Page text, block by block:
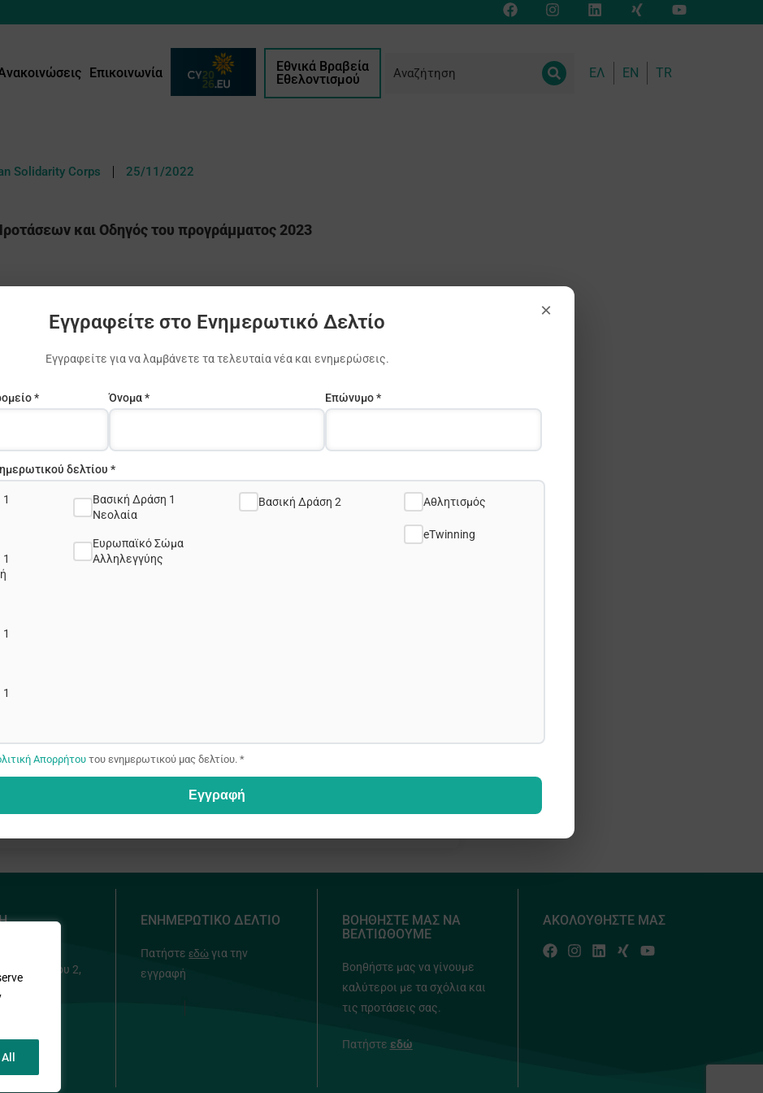
Επικοινωνία
Εθνικά Βραβεία
Εθελοντισμού
ΕΛ EN TR
Solidarity Corps 25/11/2022
και Οδηγός του προγράμματος 2023
το πρόγραμμα για υλοποίηση Έργων Αλληλεγγύης και προσφοράς
2,
σια
ΕΝΗΜΕΡΩΤΙΚΟ ΔΕΛΤΙΟ
Πατήστεεδώγια την
εγγραφή
ΒΟΗΘΗΣΤΕ ΜΑΣ ΝΑ
ΒΕΛΤΙΩΘΟΥΜΕ
Βοηθήστε μας να γίνουμε
καλύτεροι με τα σχόλια και
τις προτάσεις σας.
Πατήστε εδώ
ΑΚΟΛΟΥΘΗΣΤΕ ΜΑΣ
×
Εγγραφείτε στο Ενημερωτικό Δελτίο
Εγγραφείτε για να λαμβάνετε τα τελευταία νέα και ενημερώσεις.
* Όνομα * Επώνυμο *
δελτίου *
Βασική Δράση 1
Νεολαία
Ευρωπαϊκό Σώμα
Αλληλεγγύης
Βασική Δράση 2 Αθλητισμός
eTwinning
Απορρήτουτου ενημερωτικού μας δελτίου. *
Εγγραφή